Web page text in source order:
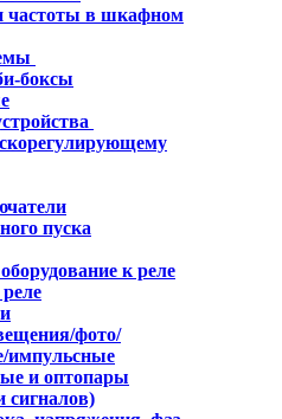
частоты в шкафном
боксы
пуска
к реле
фото/
импульсные
и оптопары
сигналов)